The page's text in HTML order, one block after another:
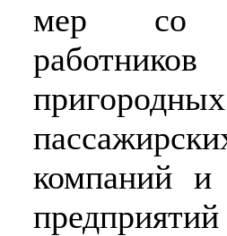
мер со
работников
пригородных
компаний и